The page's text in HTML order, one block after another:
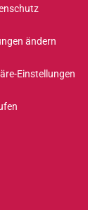
ändern
Einstellungen